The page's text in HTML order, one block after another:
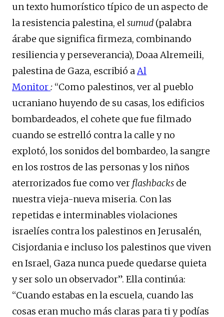
un texto humorístico típico de un aspecto de
la resistencia palestina, elsumud (palabra
árabe que significa firmeza, combinando
resiliencia y perseverancia), Doaa Alremeili,
palestina de Gaza, escribió aAl
Monitor: “Como palestinos, ver al pueblo
ucraniano huyendo de su casas, los edificios
bombardeados, el cohete que fue filmado
cuando se estrelló contra la calle y no
explotó, los sonidos del bombardeo, la sangre
en los rostros de las personas y los niños
aterrorizados fue como ver flashbacks de
nuestra vieja-nueva miseria. Con las
repetidas e interminables violaciones
israelíes contra los palestinos en Jerusalén,
Cisjordania e incluso los palestinos que viven
en Israel, Gaza nunca puede quedarse quieta
y ser solo un observador”. Ella continúa:
“Cuando estabas en la escuela, cuando las
cosas eran mucho más claras para ti y podías